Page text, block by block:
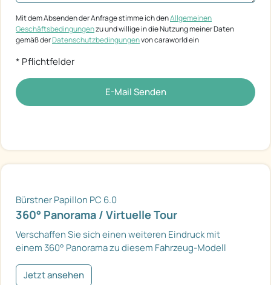
Mit dem Absenden der Anfrage stimme ich denAllgemeinen
Geschäftsbedingungenzu und willige in die Nutzung meiner Daten
gemäß derDatenschutzbedingungenvon caraworld ein
* Pflichtfelder
E-Mail Senden
Bürstner Papillon PC 6.0
360° Panorama / Virtuelle Tour
Verschaffen Sie sich einen weiteren Eindruck mit
einem 360° Panorama zu diesem Fahrzeug-Modell
Jetzt ansehen